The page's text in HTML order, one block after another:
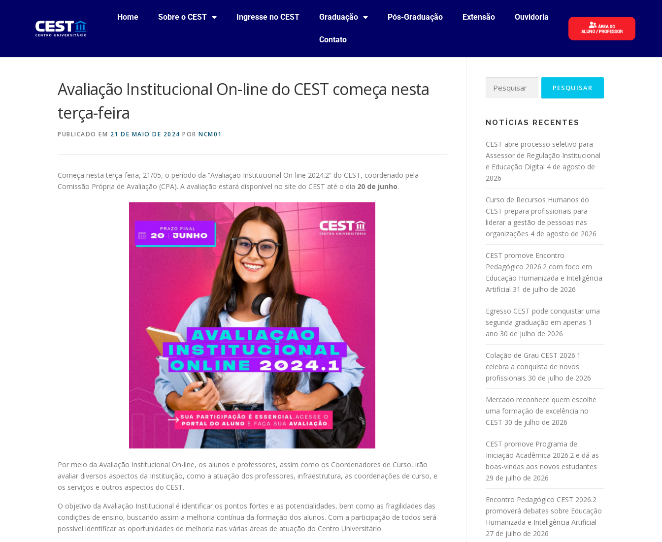
Home Sobre o CEST Ingresse no CEST Graduação Pós-Graduação Extensão Ouvidoria
Contato
Avaliação Institucional On-line do CEST começa nesta
terça-feira
PUBLICADO EM 21 DE MAIO DE 2024 POR NCM01
Começa nesta terça-feira, 21/05, o período da “Avaliação Institucional On-line 2024.2” do CEST, coordenado pela
Comissão Própria de Avaliação (CPA). A avaliação estará disponível no site do CEST até o dia 20 de junho.
Por meio da Avaliação Institucional On-line, os alunos e professores, assim como os Coordenadores de Curso, irão
avaliar diversos aspectos da Instituição, como a atuação dos professores, infraestrutura, as coordenações de curso, e
os serviços e outros aspectos do CEST.
O objetivo da Avaliação Institucional é identificar os pontos fortes e as potencialidades, bem como as fragilidades das
condições de ensino, buscando assim a melhoria contínua da formação dos alunos. Com a participação de todos será
possível identificar as oportunidades de melhoria nas várias áreas de atuação do Centro Universitário.
NOTÍCIAS RECENTES
CEST abre processo seletivo para
Assessor de Regulação Institucional
e Educação Digital 4 de agosto de
2026
Curso de Recursos Humanos do
CEST prepara profissionais para
liderar a gestão de pessoas nas
organizações 4 de agosto de 2026
CEST promove Encontro
Pedagógico 2026.2 com foco em
Educação Humanizada e Inteligência
Artificial 31 de julho de 2026
Egresso CEST pode conquistar uma
segunda graduação em apenas 1
ano 30 de julho de 2026
Colação de Grau CEST 2026.1
celebra a conquista de novos
profissionais 30 de julho de 2026
Mercado reconhece quem escolhe
uma formação de excelência no
CEST 30 de julho de 2026
CEST promove Programa de
Iniciação Acadêmica 2026.2 e dá as
boas-vindas aos novos estudantes
29 de julho de 2026
Encontro Pedagógico CEST 2026.2
promoverá debates sobre Educação
Humanizada e Inteligência Artificial
27 de julho de 2026